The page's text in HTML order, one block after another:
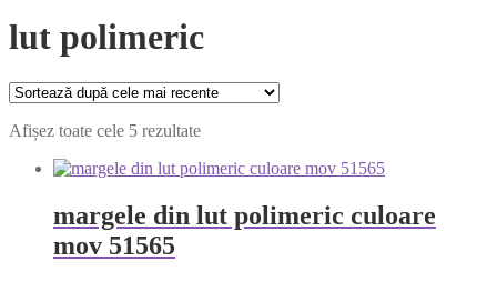
lut polimeric
Afișez toate cele 5 rezultateSortat
cele
recente
margele din lut polimeric culoare
mov 51565